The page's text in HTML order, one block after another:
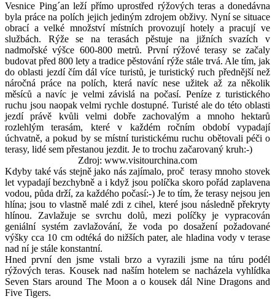
Vesnice Ping´an leží přímo uprostřed rýžových teras a donedávna
byla práce na polích jejich jediným zdrojem obživy. Nyní se situace
obrací a velké množství místních provozují hotely a pracují ve
službách. Rýže se na terasách pěstuje na jižních svazích v
nadmořské výšce 600-800 metrů. První rýžové terasy se začaly
budovat před 800 lety a tradice pěstování rýže stále trvá. Ale tím, jak
do oblasti jezdí čím dál více turistů, je turistický ruch přednější než
náročná práce na polích, která navíc nese užitek až za několik
měsíců a navíc je velmi závislá na počasí. Peníze z turistického
ruchu jsou naopak velmi rychle dostupné. Turisté ale do této oblasti
jezdí právě kvůli velmi dobře zachovalým a mnoho hektarů
rozlehlým terasám, které v každém ročním období vypadají
úchvatně, a pokud by se místní turistickému ruchu obětovali péči o
terasy, lidé sem přestanou jezdit. Je to trochu začarovaný kruh:-)
Zdroj: www.visitourchina.com
Kdyby také vás stejně jako nás zajímalo, proč terasy mnoho stovek
let vypadají bezchybně a i když jsou políčka skoro pořád zaplavena
vodou, půda drží, za každého počasí:-) Je to tím, že terasy nejsou jen
hlína; jsou to vlastně malé zdi z cihel, které jsou následně překryty
hlínou. Zavlažuje se svrchu dolů, mezi políčky je vypracován
geniální systém zavlažování, že voda po dosažení požadované
výšky cca 10 cm odtéká do nižších pater, ale hladina vody v terase
nad ní je stále konstantní.
Hned první den jsme vstali brzo a vyrazili jsme na túru podél
rýžových teras. Kousek nad naším hotelem se nacházela vyhlídka
Seven Stars around The Moon a o kousek dál Nine Dragons and
Five Tigers.